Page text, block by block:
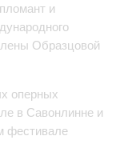
и
Образцовой
оперных
в Савонлинне и
фестивале